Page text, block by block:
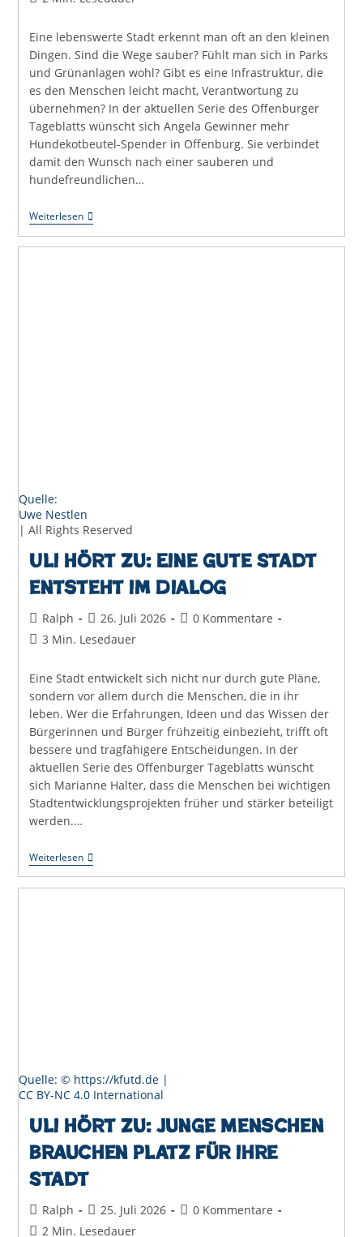
Eine lebenswerte Stadt erkennt man oft an den kleinen
Dingen. Sind die Wege sauber? Fühlt man sich in Parks
und Grünanlagen wohl? Gibt es eine Infrastruktur, die
es den Menschen leicht macht, Verantwortung zu
übernehmen? In der aktuellen Serie des Offenburger
Tageblatts wünscht sich Angela Gewinner mehr
Hundekotbeutel-Spender in Offenburg. Sie verbindet
damit den Wunsch nach einer sauberen und
hundefreundlichen…
WeiterlesenUli
Hört
Zu:
Quelle:
Uwe Nestlen
| All Rights Reserved
Uli hört zu: Eine gute Stadt
entsteht im Dialog
Beitrags-
Autor:
Ralph
Beitrag
veröffentlicht:
26. Juli 2026
Beitrags-
0 Kommentare
Lesedauer:
3 Min. Lesedauer
Eine Stadt entwickelt sich nicht nur durch gute Pläne,
sondern vor allem durch die Menschen, die in ihr
leben. Wer die Erfahrungen, Ideen und das Wissen der
Bürgerinnen und Bürger frühzeitig einbezieht, trifft oft
bessere und tragfähigere Entscheidungen. In der
aktuellen Serie des Offenburger Tageblatts wünscht
sich Marianne Halter, dass die Menschen bei wichtigen
Stadtentwicklungsprojekten früher und stärker beteiligt
werden.…
WeiterlesenUli
Hört
Quelle: © https://kfutd.de |
CC BY-NC 4.0 International
Uli hört zu: Junge Menschen
brauchen Platz für ihre
Stadt
Beitrags-
Autor:
Ralph
Beitrag
veröffentlicht:
25. Juli 2026
Beitrags-
0 Kommentare
Lesedauer:
2 Min. Lesedauer